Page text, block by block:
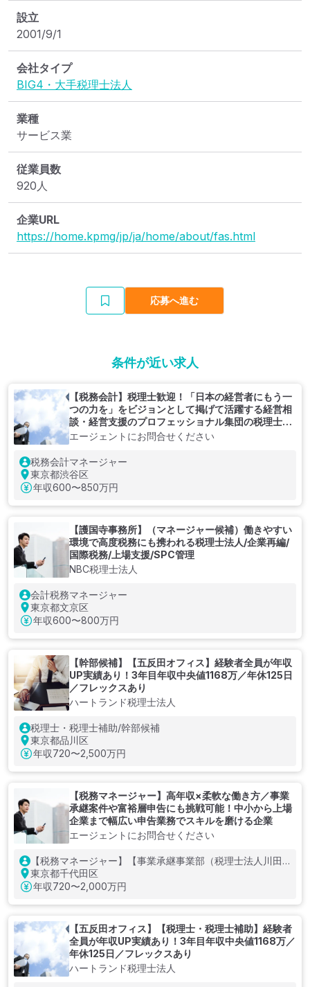
設立
2001/9/1
会社タイプ
BIG4・大手税理士法人
業種
サービス業
従業員数
920人
企業URL
https://home.kpmg/jp/ja/home/about/fas.html
応募へ進む
条件が近い求人
【税務会計】税理士歓迎！「日本の経営者にもう一
つの力を」をビジョンとして掲げて活躍する経営相
談・経営支援のプロフェッショナル集団の税理士法
人
エージェントにお問合せください
税務会計マネージャー
東京都渋谷区
年収600〜850万円
【護国寺事務所】（マネージャー候補）働きやすい
環境で高度税務にも携われる税理士法人/企業再編/
国際税務/上場支援/SPC管理
NBC税理士法人
会計税務マネージャー
東京都文京区
年収600〜800万円
【幹部候補】【五反田オフィス】経験者全員が年収
UP実績あり！3年目年収中央値1168万／年休125日
／フレックスあり
ハートランド税理士法人
税理士・税理士補助/幹部候補
東京都品川区
年収720〜2,500万円
【税務マネージャー】高年収×柔軟な働き方／事業
承継案件や富裕層申告にも挑戦可能！中小から上場
企業まで幅広い申告業務でスキルを磨ける企業
エージェントにお問合せください
【税務マネージャー】【事業承継事業部（税理士法人川田
事務所）】
東京都千代田区
年収720〜2,000万円
【五反田オフィス】【税理士・税理士補助】経験者
全員が年収UP実績あり！3年目年収中央値1168万／
年休125日／フレックスあり
ハートランド税理士法人